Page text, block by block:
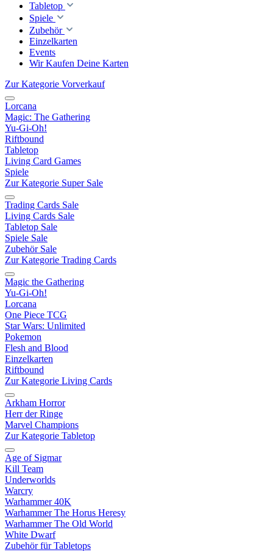
Tabletop
Spiele
Zubehör
Einzelkarten
Events
Wir Kaufen Deine Karten
Zur Kategorie Vorverkauf
Lorcana
Magic: The Gathering
Yu-Gi-Oh!
Riftbound
Tabletop
Living Card Games
Spiele
Zur Kategorie Super Sale
Trading Cards Sale
Living Cards Sale
Tabletop Sale
Spiele Sale
Zubehör Sale
Zur Kategorie Trading Cards
Magic the Gathering
Yu-Gi-Oh!
Lorcana
One Piece TCG
Star Wars: Unlimited
Pokemon
Flesh and Blood
Einzelkarten
Riftbound
Zur Kategorie Living Cards
Arkham Horror
Herr der Ringe
Marvel Champions
Zur Kategorie Tabletop
Age of Sigmar
Kill Team
Underworlds
Warcry
Warhammer 40K
Warhammer The Horus Heresy
Warhammer The Old World
White Dwarf
Zubehör für Tabletops